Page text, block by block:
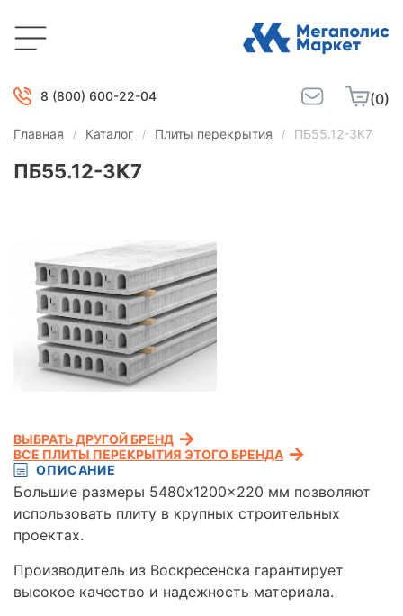
8 (800) 600-22-04 (0)
Главная Каталог Плиты перекрытия ПБ55.12-3К7
ПБ55.12-3К7
ОПИСАНИЕ
Большие размеры 5480x1200x220 мм позволяют
использовать плиту в крупных строительных
проектах.
Производитель из Воскресенска гарантирует
высокое качество и надежность материала.
ВЫБРАТЬ ДРУГОЙ БРЕНД
ВСЕ ПЛИТЫ ПЕРЕКРЫТИЯ ЭТОГО БРЕНДА